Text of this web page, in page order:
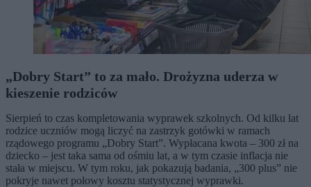
„Dobry Start” to za mało. Drożyzna uderza w
kieszenie rodziców
Sierpień to czas kompletowania wyprawek szkolnych. Od kilku lat
rodzice uczniów mogą liczyć na zastrzyk gotówki w ramach
rządowego programu „Dobry Start”. Wypłacana kwota – 300 zł na
dziecko – jest taka sama od ośmiu lat, a w tym czasie inflacja nie
stała w miejscu. W tym roku, jak pokazują badania, „300 plus” nie
pokryje nawet połowy kosztu statystycznej wyprawki.